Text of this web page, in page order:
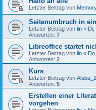
Letzter Beitrag von
Seitenumbruch in
Letzter Beitrag von lin « Di,
Antworten: 7
Libreoffice startet
Letzter Beitrag von lin «
Antworten: 2
Kurs
Letzter Beitrag von
Antworten: 5
Erstellen einer
vorgehen